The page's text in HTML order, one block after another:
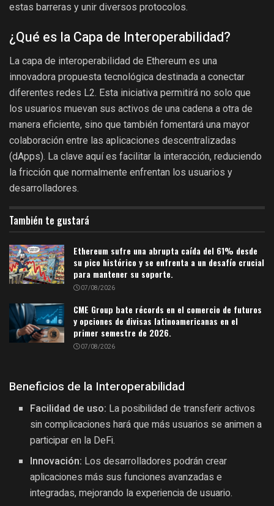
estas barreras y unir diversos protocolos.
¿Qué es la Capa de Interoperabilidad?
La capa de interoperabilidad de Ethereum es una
innovadora propuesta tecnológica destinada a conectar
diferentes redes L2. Esta iniciativa permitirá no solo que
los usuarios muevan sus activos de una cadena a otra de
manera eficiente, sino que también fomentará una mayor
colaboración entre las aplicaciones descentralizadas
(dApps). La clave aquí es facilitar la interacción, reduciendo
la fricción que normalmente enfrentan los usuarios y
desarrolladores.
También te gustará
Ethereum sufre una abrupta caída del 61% desde
su pico histórico y se enfrenta a un desafío crucial
para mantener su soporte.
07/08/2026
CME Group bate récords en el comercio de futuros
y opciones de divisas latinoamericanas en el
primer semestre de 2026.
07/08/2026
Beneficios de la Interoperabilidad
Facilidad de uso: La posibilidad de transferir activos
sin complicaciones hará que más usuarios se animen a
participar en la DeFi.
Innovación: Los desarrolladores podrán crear
aplicaciones más sus funciones avanzadas e
integradas, mejorando la experiencia de usuario.